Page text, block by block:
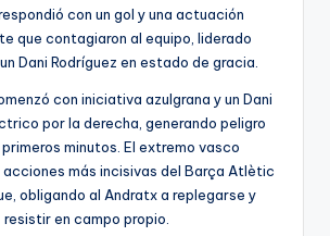
con un gol y una actuación
que contagiaron al equipo, liderado
Dani Rodríguez en estado de gracia.
con iniciativa azulgrana y un Dani
por la derecha, generando peligro
minutos. El extremo vasco
acciones más incisivas del Barça Atlètic
obligando al Andratx a replegarse y
resistir en campo propio.